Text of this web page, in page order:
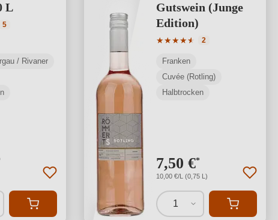
L
Bewertung von 4.6 von 5 Sternen
5
/ Rivaner
Gutswein (Junge
Edition)
★★★★★
★
Durchschnittliche
2
Franken
Cuvée (Rotling)
Halbtrocken
7,50 €*
10,00 €/L (0,75 L)
1